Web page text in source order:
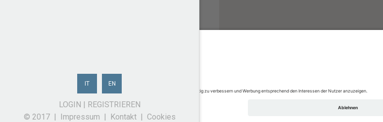
IT EN
LOGIN | REGISTRIEREN
© 2017 |
Impressum | Kontakt| Cookies